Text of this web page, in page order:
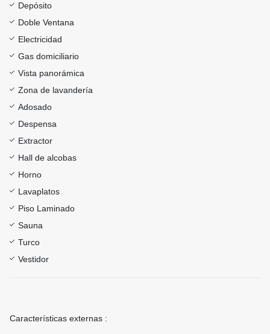
Depósito
Doble Ventana
Electricidad
Gas domiciliario
Vista panorámica
Zona de lavandería
Adosado
Despensa
Extractor
Hall de alcobas
Horno
Lavaplatos
Piso Laminado
Sauna
Turco
Vestidor
Características externas :